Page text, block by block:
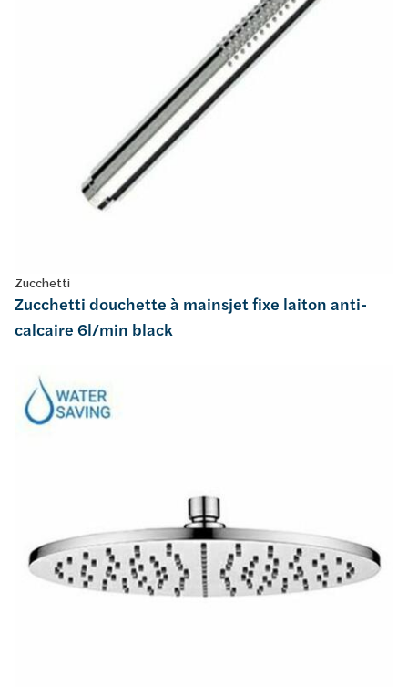
Zucchetti
Zucchetti douchette à mainsjet fixe laiton anti-
calcaire 6l/min black